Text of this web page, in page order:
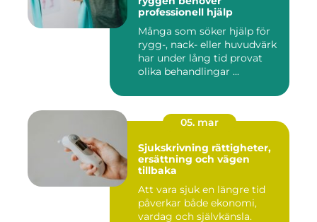
professionell hjälp
Många som söker hjälp för
rygg-, nack- eller huvudvärk
har under lång tid provat
olika behandlingar ...
05. mar
Sjukskrivning rättigheter,
ersättning och vägen
tillbaka
Att vara sjuk en längre tid
påverkar både ekonomi,
vardag och självkänsla.